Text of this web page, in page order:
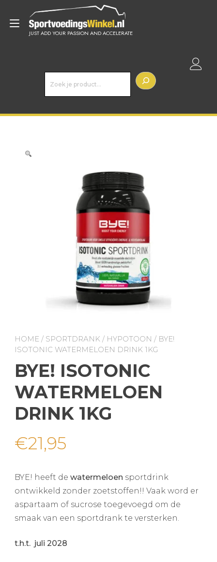
inhoud
JUST ADD YOUR PASSION AND ACCELERATE
Toggle
e
HOME / SPORTDRANK / HYPOTOON / BYE!
ISOTONIC WATERMELOEN DRINK 1KG
BYE! ISOTONIC
WATERMELOEN
DRINK 1KG
€21,95
BYE! heeft de watermeloen sportdrink
ontwikkeld zonder zoetstoffen!! Vaak word er
aspartaam of sucrose toegevoegd om de
smaak van een sportdrank te versterken.
t.h.t. juli 2028